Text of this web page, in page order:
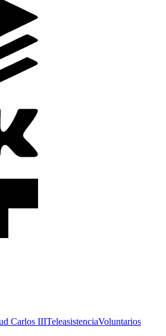
Carlos IIITeleasistenciaVoluntarios